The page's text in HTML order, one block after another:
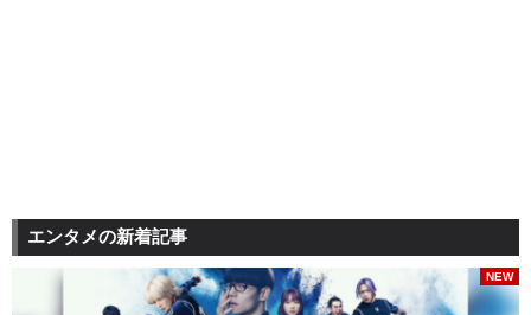
エンタメの新着記事
NEW